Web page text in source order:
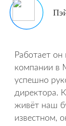
Работает
компании в
успешно
директора.
живёт наш
известном,